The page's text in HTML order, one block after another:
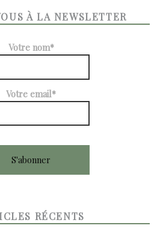
À LA NEWSLETTER
Votre nom*
Votre email*
RÉCENTS